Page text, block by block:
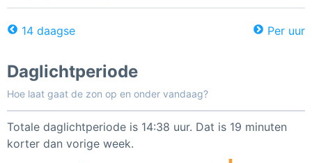
14 daagse Per uur
Daglichtperiode
Hoe laat gaat de zon op en onder vandaag?
Totale daglichtperiode is 14:38 uur. Dat is 19 minuten
korter dan vorige week.